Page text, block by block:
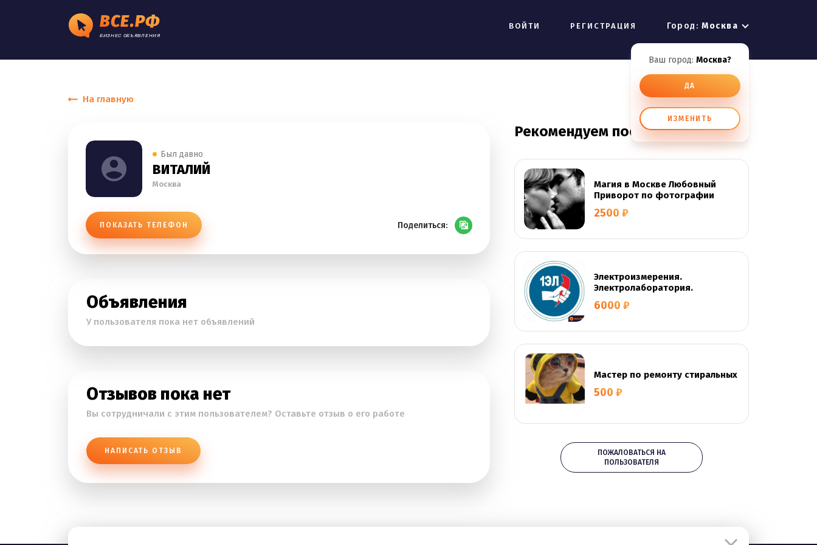
ВСЕ.РФ
БИЗНЕС ОБЪЯВЛЕНИЯ
ВОЙТИ РЕГИСТРАЦИЯ Город:Москва
Ваш город: Москва?
ДА
ИЗМЕНИТЬ
На главную
Был давно
ВИТАЛИЙ
Москва
ПОКАЗАТЬ ТЕЛЕФОН Поделиться:
Объявления
У пользователя пока нет объявлений
Отзывов пока нет
Вы сотрудничали с этим пользователем? Оставьте отзыв о его работе
НАПИСАТЬ ОТЗЫВ
Рекомендуем посмотреть
Магия в Москве Любовный
Приворот по фотографии
2500 ₽
Электроизмерения.
Электролаборатория.
6000 ₽
Мастер по ремонту стиральных
500 ₽
ПОЖАЛОВАТЬСЯ НА
ПОЛЬЗОВАТЕЛЯ